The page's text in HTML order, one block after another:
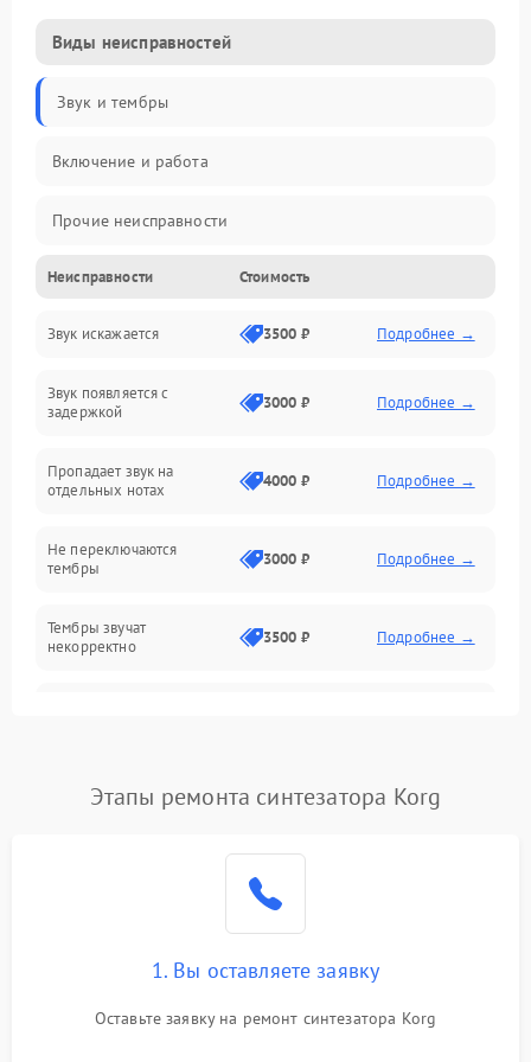
Виды неисправностей
Звук и тембры
Включение и работа
Прочие неисправности
Управление и электроника
Клавиатура
Подключения и интерфейсы
Оптика
Электроника
Неисправности Стоимость
Звук искажается 3500 ₽ Подробнее →
Звук появляется с
задержкой
3000 ₽ Подробнее →
Пропадает звук на
отдельных нотах
4000 ₽ Подробнее →
Не переключаются
тембры
3000 ₽ Подробнее →
Тембры звучат
некорректно
3500 ₽ Подробнее →
Этапы ремонта синтезатора Korg
1. Вы оставляете заявку
Оставьте заявку на ремонт синтезатора Korg